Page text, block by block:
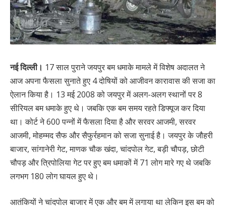
नई दिल्ली। 17 साल पुराने जयपुर बम धमाके मामले में विशेष अदालत ने
आज अपना फैसला सुनाते हुए 4 दोषियों को आजीवन कारावास की सजा का
ऐलान किया है। 13 मई 2008 को जयपुर में अलग-अलग स्थानों पर 8
सीरियल बम धमाके हुए थे। जबकि एक बम समय रहते डिफ्यूज कर दिया
था। कोर्ट ने 600 पन्नों में फैसला दिया है और सरवर आजमी, सरवर
आजमी, मोहम्मद सैफ और सैफुर्रहमान को सजा सुनाई है। जयपुर के जौहरी
बाजार, सांगानेरी गेट, माणक चौक खंदा, चांदपोल गेट, बड़ी चौपड़, छोटी
चौपड़ और त्रिपोलिया गेट पर हुए बम धमाकों में 71 लोग मारे गए थे जबकि
लगभग 180 लोग घायल हुए थे।
आतंकियों ने चांदपोल बाजार में एक और बम में लगाया था लेकिन इस बम को